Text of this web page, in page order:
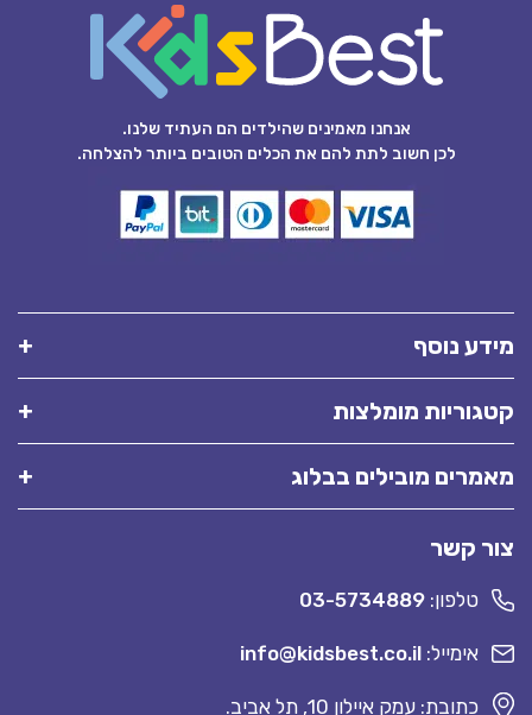
אנחנו מאמינים שהילדים הם העתיד שלנו.
לכן חשוב לתת להם את הכלים הטובים ביותר להצלחה.
מידע נוסף
קטגוריות מומלצות
מאמרים מובילים בבלוג
צור קשר
טלפון: 03-5734889
אימייל: info@kidsbest.co.il
כתובת: עמק איילון 10, תל אביב.